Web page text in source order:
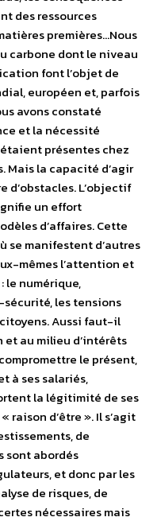
des ressources
premières…Nous
carbone dont le niveau
font l’objet de
européen et, parfois
avons constaté
et la nécessité
présentes chez
Mais la capacité d’agir
d’obstacles. L’objectif
un effort
d’affaires. Cette
se manifestent d’autres
mêmes l’attention et
le numérique,
les tensions
Aussi faut-il
au milieu d’intérêts
le présent,
à ses salariés,
la légitimité de ses
d’être ». Il s’agit
de
sont abordés
et donc par les
de risques, de
nécessaires mais